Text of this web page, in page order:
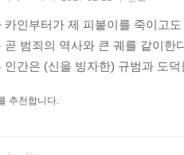
카인부터가 제 피붙이를 죽이고
곧 범죄의 역사와 큰 궤를 같이
인간은 (신을 빙자한) 규범과 도
추천합니다.